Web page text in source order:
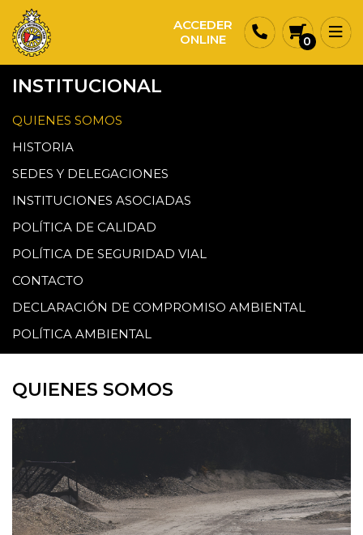
ACCEDER
ONLINE
0
INSTITUCIONAL
QUIENES SOMOS
HISTORIA
SEDES Y DELEGACIONES
INSTITUCIONES ASOCIADAS
POLÍTICA DE CALIDAD
POLÍTICA DE SEGURIDAD VIAL
CONTACTO
DECLARACIÓN DE COMPROMISO AMBIENTAL
POLÍTICA AMBIENTAL
QUIENES SOMOS